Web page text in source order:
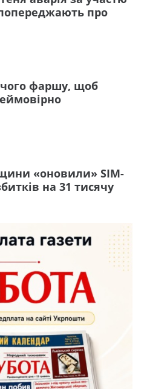
про
фаршу, щоб
«оновили» SIM-
на 31 тисячу